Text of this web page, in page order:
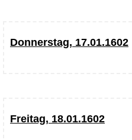
Donnerstag, 17.01.1602
Freitag, 18.01.1602